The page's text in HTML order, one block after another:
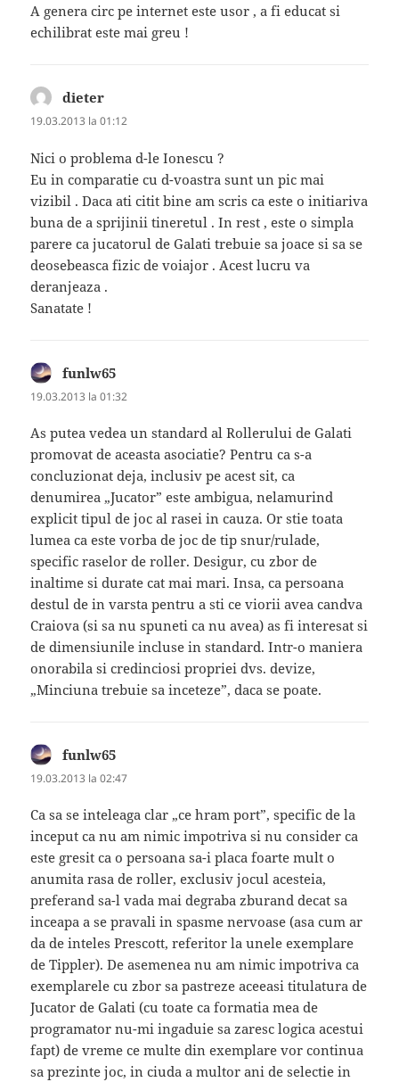
A genera circ pe internet este usor , a fi educat si
echilibrat este mai greu !
dieter
19.03.2013 la 01:12
Nici o problema d-le Ionescu ?
Eu in comparatie cu d-voastra sunt un pic mai
vizibil . Daca ati citit bine am scris ca este o initiariva
buna de a sprijinii tineretul . In rest , este o simpla
parere ca jucatorul de Galati trebuie sa joace si sa se
deosebeasca fizic de voiajor . Acest lucru va
deranjeaza .
Sanatate !
funlw65
19.03.2013 la 01:32
As putea vedea un standard al Rollerului de Galati
promovat de aceasta asociatie? Pentru ca s-a
concluzionat deja, inclusiv pe acest sit, ca
denumirea „Jucator” este ambigua, nelamurind
explicit tipul de joc al rasei in cauza. Or stie toata
lumea ca este vorba de joc de tip snur/rulade,
specific raselor de roller. Desigur, cu zbor de
inaltime si durate cat mai mari. Insa, ca persoana
destul de in varsta pentru a sti ce viorii avea candva
Craiova (si sa nu spuneti ca nu avea) as fi interesat si
de dimensiunile incluse in standard. Intr-o maniera
onorabila si credinciosi propriei dvs. devize,
„Minciuna trebuie sa inceteze”, daca se poate.
funlw65
19.03.2013 la 02:47
Ca sa se inteleaga clar „ce hram port”, specific de la
inceput ca nu am nimic impotriva si nu consider ca
este gresit ca o persoana sa-i placa foarte mult o
anumita rasa de roller, exclusiv jocul acesteia,
preferand sa-l vada mai degraba zburand decat sa
inceapa a se pravali in spasme nervoase (asa cum ar
da de inteles Prescott, referitor la unele exemplare
de Tippler). De asemenea nu am nimic impotriva ca
exemplarele cu zbor sa pastreze aceeasi titulatura de
Jucator de Galati (cu toate ca formatia mea de
programator nu-mi ingaduie sa zaresc logica acestui
fapt) de vreme ce multe din exemplare vor continua
sa prezinte joc, in ciuda a multor ani de selectie in